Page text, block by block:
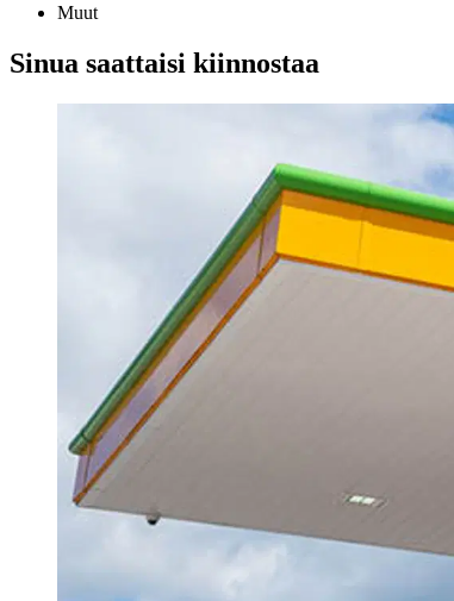
Muut
Sinua saattaisi kiinnostaa